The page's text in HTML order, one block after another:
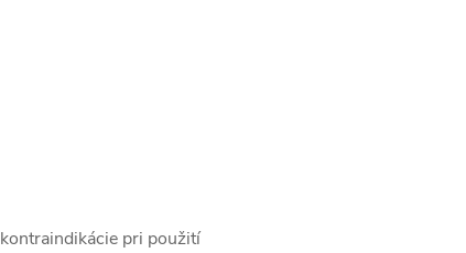
pri použití